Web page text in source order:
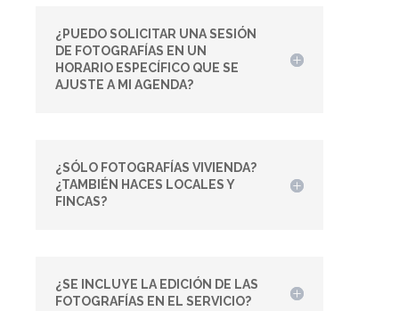
¿PUEDO SOLICITAR UNA SESIÓN
DE FOTOGRAFÍAS EN UN
HORARIO ESPECÍFICO QUE SE
AJUSTE A MI AGENDA?
¿SÓLO FOTOGRAFÍAS VIVIENDA?
¿TAMBIÉN HACES LOCALES Y
FINCAS?
¿SE INCLUYE LA EDICIÓN DE LAS
FOTOGRAFÍAS EN EL SERVICIO?